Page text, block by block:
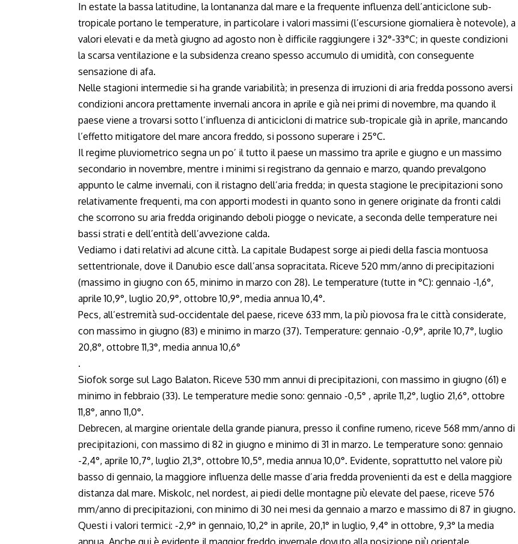
In estate la bassa latitudine, la lontananza dal mare e la frequente influenza dell’anticiclone sub-
tropicale portano le temperature, in particolare i valori massimi (l’escursione giornaliera è notevole), a
valori elevati e da metà giugno ad agosto non è difficile raggiungere i 32°-33°C; in queste condizioni
la scarsa ventilazione e la subsidenza creano spesso accumulo di umidità, con conseguente
sensazione di afa.
Nelle stagioni intermedie si ha grande variabilità; in presenza di irruzioni di aria fredda possono aversi
condizioni ancora prettamente invernali ancora in aprile e già nei primi di novembre, ma quando il
paese viene a trovarsi sotto l’influenza di anticicloni di matrice sub-tropicale già in aprile, mancando
l’effetto mitigatore del mare ancora freddo, si possono superare i 25°C.
Il regime pluviometrico segna un po’ il tutto il paese un massimo tra aprile e giugno e un massimo
secondario in novembre, mentre i minimi si registrano da gennaio e marzo, quando prevalgono
appunto le calme invernali, con il ristagno dell’aria fredda; in questa stagione le precipitazioni sono
relativamente frequenti, ma con apporti modesti in quanto sono in genere originate da fronti caldi
che scorrono su aria fredda originando deboli piogge o nevicate, a seconda delle temperature nei
bassi strati e dell’entità dell’avvezione calda.
Vediamo i dati relativi ad alcune città. La capitale Budapest sorge ai piedi della fascia montuosa
settentrionale, dove il Danubio esce dall’ansa sopracitata. Riceve 520 mm/anno di precipitazioni
(massimo in giugno con 65, minimo in marzo con 28). Le temperature (tutte in °C): gennaio -1,6°,
aprile 10,9°, luglio 20,9°, ottobre 10,9°, media annua 10,4°.
Pecs, all’estremità sud-occidentale del paese, riceve 633 mm, la più piovosa fra le città considerate,
con massimo in giugno (83) e minimo in marzo (37). Temperature: gennaio -0,9°, aprile 10,7°, luglio
20,8°, ottobre 11,3°, media annua 10,6°
.
Siofok sorge sul Lago Balaton. Riceve 530 mm annui di precipitazioni, con massimo in giugno (61) e
minimo in febbraio (33). Le temperature medie sono: gennaio -0,5° , aprile 11,2°, luglio 21,6°, ottobre
11,8°, anno 11,0°.
Debrecen, al margine orientale della grande pianura, presso il confine rumeno, riceve 568 mm/anno di
precipitazioni, con massimo di 82 in giugno e minimo di 31 in marzo. Le temperature sono: gennaio
-2,4°, aprile 10,7°, luglio 21,3°, ottobre 10,5°, media annua 10,0°. Evidente, soprattutto nel valore più
basso di gennaio, la maggiore influenza delle masse d’aria fredda provenienti da est e della maggiore
distanza dal mare. Miskolc, nel nordest, ai piedi delle montagne più elevate del paese, riceve 576
mm/anno di precipitazioni, con minimo di 30 nei mesi da gennaio a marzo e massimo di 87 in giugno.
Questi i valori termici: -2,9° in gennaio, 10,2° in aprile, 20,1° in luglio, 9,4° in ottobre, 9,3° la media
annua. Anche qui è evidente il maggior freddo invernale dovuto alla posizione più orientale.